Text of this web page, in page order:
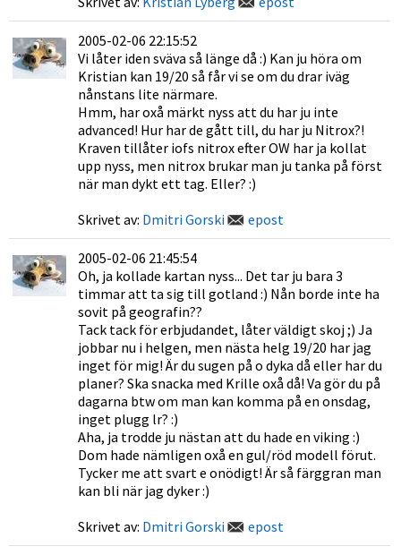
2005-02-06 22:15:52
Vi låter iden sväva så länge då :) Kan ju höra om
Kristian kan 19/20 så får vi se om du drar iväg
nånstans lite närmare.
Hmm, har oxå märkt nyss att du har ju inte
advanced! Hur har de gått till, du har ju Nitrox?!
Kraven tillåter iofs nitrox efter OW har ja kollat
upp nyss, men nitrox brukar man ju tanka på först
när man dykt ett tag. Eller? :)
Skrivet av: Dmitri Gorski epost
2005-02-06 21:45:54
Oh, ja kollade kartan nyss... Det tar ju bara 3
timmar att ta sig till gotland :) Nån borde inte ha
sovit på geografin??
Tack tack för erbjudandet, låter väldigt skoj ;) Ja
jobbar nu i helgen, men nästa helg 19/20 har jag
inget för mig! Är du sugen på o dyka då eller har du
planer? Ska snacka med Krille oxå då! Va gör du på
dagarna btw om man kan komma på en onsdag,
inget plugg lr? :)
Aha, ja trodde ju nästan att du hade en viking :)
Dom hade nämligen oxå en gul/röd modell förut.
Tycker me att svart e onödigt! Är så färggran man
kan bli när jag dyker :)
Skrivet av: Dmitri Gorski epost